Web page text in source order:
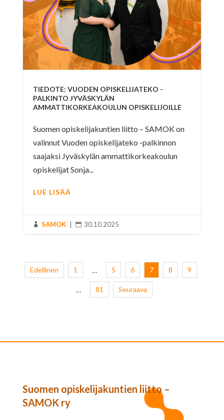
TIEDOTE: VUODEN OPISKELIJATEKO -
PALKINTO JYVÄSKYLÄN
AMMATTIKORKEAKOULUN OPISKELIJOILLE
Suomen opiskelijakuntien liitto – SAMOK on
valinnut Vuoden opiskelijateko -palkinnon
saajaksi Jyväskylän ammattikorkeakoulun
opiskelijat Sonja...
LUE LISÄÄ
 SAMOK  30.10.2025
Edellinen 1 … 5 6 7 8 9
… 81 Seuraava
Suomen opiskelijakuntien liitto –
SAMOK ry